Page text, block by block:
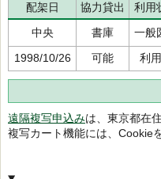
配架日
協力貸出 利用
中央
書庫 一般
1998/10/26
可能 利
遠隔複写申込みは、東京都在
複写カート機能には、Cookie